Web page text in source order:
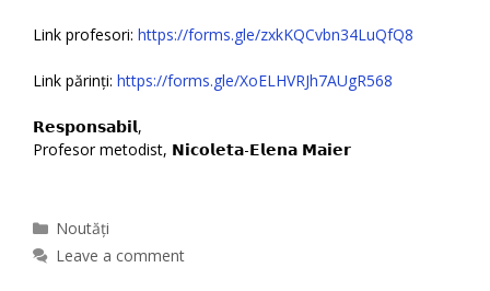
Link profesori: https://forms.gle/zxkKQCvbn34LuQfQ8
Link părinți: https://forms.gle/XoELHVRJh7AUgR568
𝗥𝗲𝘀𝗽𝗼𝗻𝘀𝗮𝗯𝗶𝗹,
Profesor metodist, 𝗡𝗶𝗰𝗼𝗹𝗲𝘁𝗮-𝗘𝗹𝗲𝗻𝗮 𝗠𝗮𝗶𝗲𝗿
Categories
Noutăți
Leave a comment